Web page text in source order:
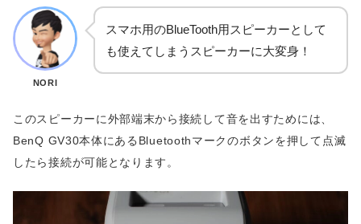
NORI
スマホ用のBlueTooth用スピーカーとして
も使えてしまうスピーカーに大変身！
このスピーカーに外部端末から接続して音を出すためには、
BenQ GV30本体にあるBluetoothマークのボタンを押して点滅
したら接続が可能となります。